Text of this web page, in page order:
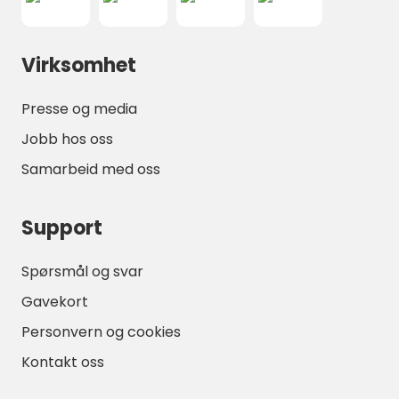
Virksomhet
Presse og media
Jobb hos oss
Samarbeid med oss
Support
Spørsmål og svar
Gavekort
Personvern og cookies
Kontakt oss